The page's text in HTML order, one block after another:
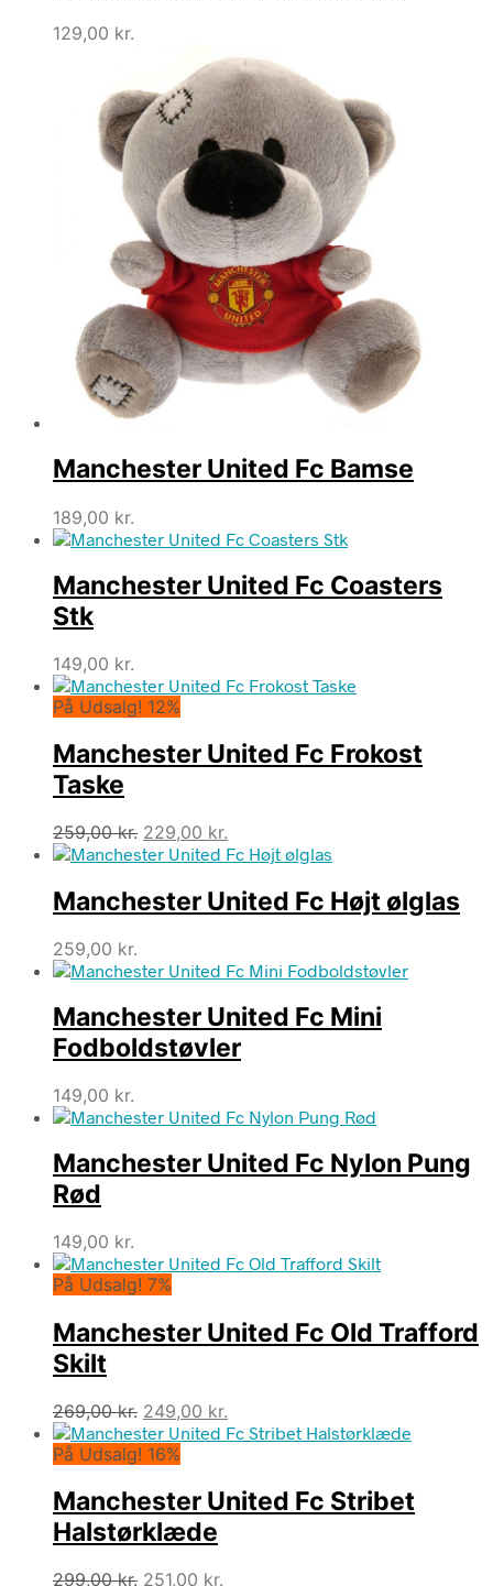
129,00 kr.
Manchester United Fc Bamse
189,00 kr.
Manchester United Fc Coasters
Stk
149,00 kr.
På Udsalg! 12%
Manchester United Fc Frokost
Taske
259,00kr. Den
oprindelige
var:
259,00 kr..
229,00 kr.
aktuelle
er:
229,00 kr..
Manchester United Fc Højt ølglas
259,00 kr.
Manchester United Fc Mini
Fodboldstøvler
149,00 kr.
Manchester United Fc Nylon Pung
Rød
149,00 kr.
På Udsalg! 7%
Manchester United Fc Old Trafford
Skilt
269,00kr. Den
oprindelige
pris
269,00 kr..
249,00 kr.
aktuelle
249,00 kr..
På Udsalg! 16%
Manchester United Fc Stribet
Halstørklæde
299,00kr. Den
251,00 kr.